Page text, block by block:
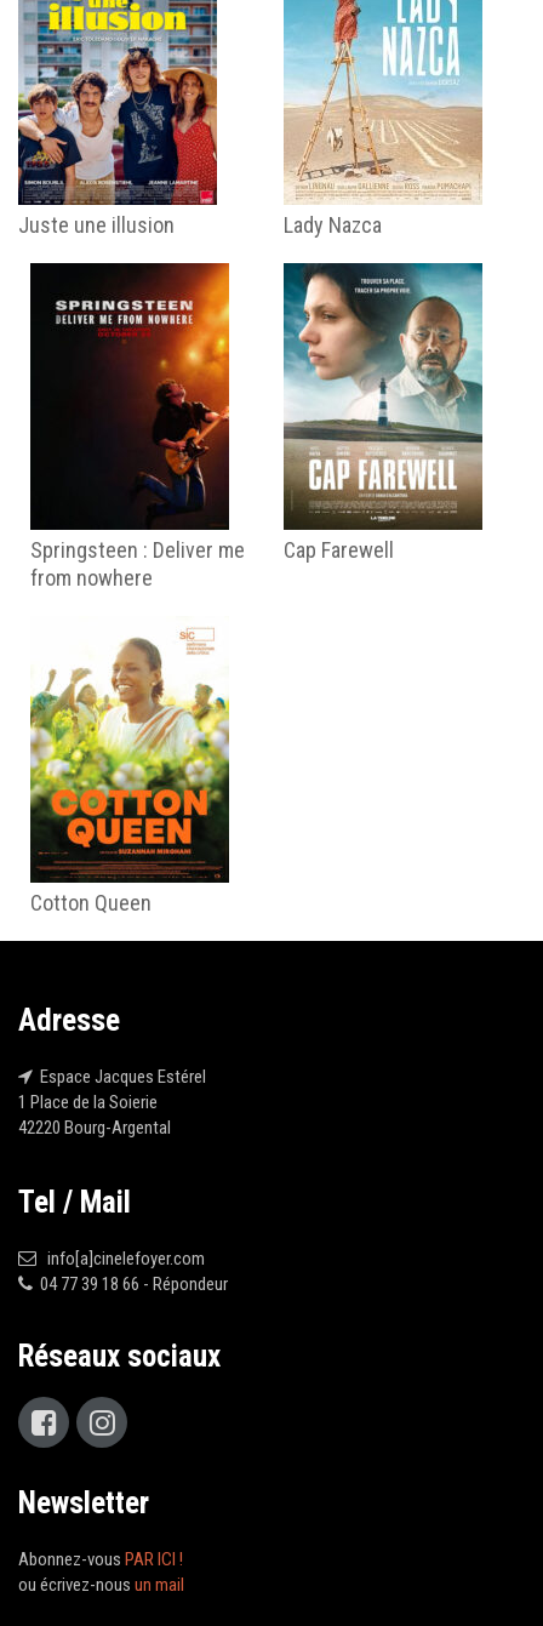
Juste une illusion Lady Nazca
Springsteen : Deliver me
from nowhere
Cap Farewell
Cotton Queen
Adresse
Espace Jacques Estérel
1 Place de la Soierie
42220 Bourg-Argental
Tel / Mail
info[a]cinelefoyer.com
04 77 39 18 66 - Répondeur
Réseaux sociaux
Newsletter
Abonnez-vous PAR ICI !
ou écrivez-nous un mail